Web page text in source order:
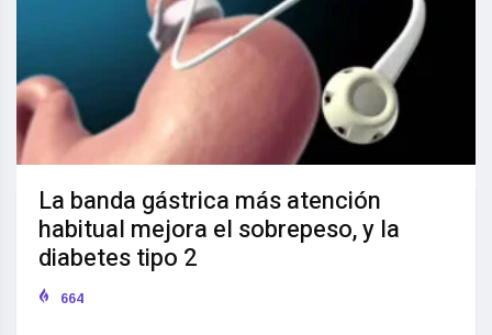
La banda gástrica más atención
habitual mejora el sobrepeso, y la
diabetes tipo 2
664